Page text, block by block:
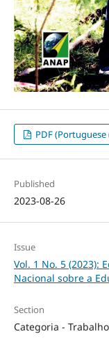
PDF (Portuguese
Published
2023-08-26
Issue
Vol. 1 No. 5 (2023):
Nacional sobre a
Section
Categoria -